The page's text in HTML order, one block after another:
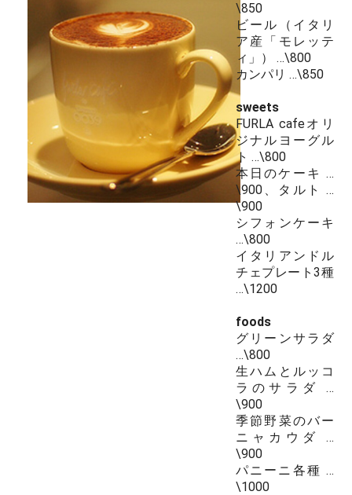
\850
ビール（イタリ
ア産「モレッテ
ィ」） …\800
カンパリ …\850
sweets
FURLA cafeオリ
ジナルヨーグル
ト …\800
本日のケーキ …
\900、タルト …
\900
シフォンケーキ
…\800
イタリアンドル
チェプレート3種
…\1200
foods
グリーンサラダ
…\800
生ハムとルッコ
ラのサラダ …
\900
季節野菜のバー
ニャカウダ …
\900
パニーニ各種 …
\1000